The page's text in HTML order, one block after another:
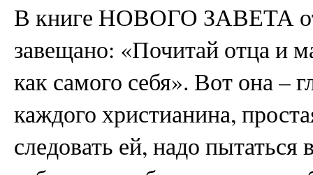
В книге НОВОГО ЗАВЕТА от
завещано: «Почитай отца и
как самого себя». Вот она –
каждого христианина,
следовать ей, надо пытаться